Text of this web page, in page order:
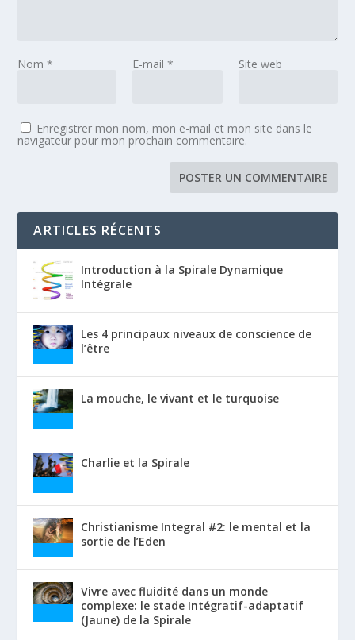
Nom* E-mail * Site web
Enregistrer mon nom, mon e-mail et mon site dans le
navigateur pour mon prochain commentaire.
ARTICLES RÉCENTS
Introduction à la Spirale Dynamique
Intégrale
Les 4 principaux niveaux de conscience de
l’être
La mouche, le vivant et le turquoise
Charlie et la Spirale
Christianisme Integral #2: le mental et la
sortie de l’Eden
Vivre avec fluidité dans un monde
complexe: le stade Intégratif-adaptatif
(Jaune) de la Spirale